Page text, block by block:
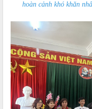
hoàn cảnh khó khăn